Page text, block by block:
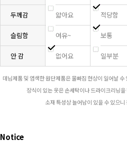
두께감 얇아요 적당함
슬림함 여유~ 보통
안 감 없어요 일부분
데님제품 및 염색한 원단제품은 물빠짐 현상이 일어날
장식이 있는 옷은 손세탁이나 드라이크리닝
소재 특성상 늘어남이 있을 수 있으
Notice